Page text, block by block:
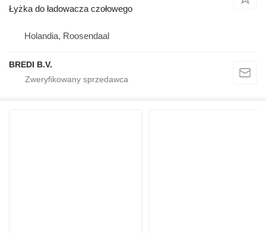
Łyżka do ładowacza czołowego
Holandia, Roosendaal
BREDI B.V.